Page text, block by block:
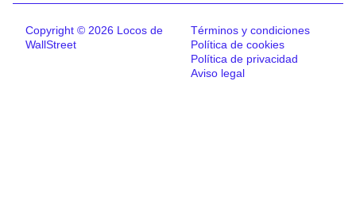
Copyright © 2026 Locos de
WallStreet
Términos y condiciones
Política de cookies
Política de privacidad
Aviso legal